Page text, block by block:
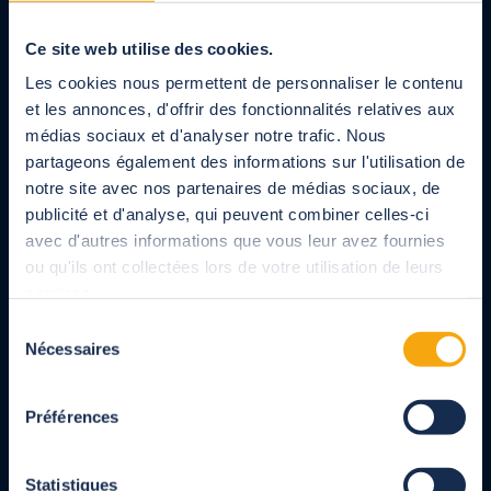
Ce site web utilise des cookies.
Les cookies nous permettent de personnaliser le contenu
et les annonces, d'offrir des fonctionnalités relatives aux
médias sociaux et d'analyser notre trafic. Nous
partageons également des informations sur l'utilisation de
notre site avec nos partenaires de médias sociaux, de
publicité et d'analyse, qui peuvent combiner celles-ci
avec d'autres informations que vous leur avez fournies
ou qu'ils ont collectées lors de votre utilisation de leurs
Nécessaires
Préférences
Statistiques
Fabricante de cubiertas de piscinas, cubiertas de
lamas y cobertores para piscinas, cubierta de
terrazas, pérgolas y cocheras para particulares y
profesionales. Productos totalmente personalizados
diseñados cumpliendo con las normas.
A su servicio
De lunes a viernes, de 9.00 a 18.00 horas, servicio y llamada gratuitos
De lunes a viernes, de 9.00 a 18.00 horas, servicio y llamada gratuitos